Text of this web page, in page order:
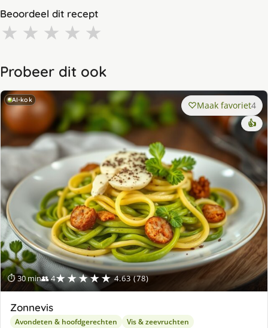
Beoordeel dit recept
★ ★ ★ ★ ★
Probeer dit ook
AI-kok
⏱ 30 min👥 4★★★★★ 4.63 (78)
Maak favoriet4
👍
Zonnevis
Avondeten & hoofdgerechten Vis & zeevruchten